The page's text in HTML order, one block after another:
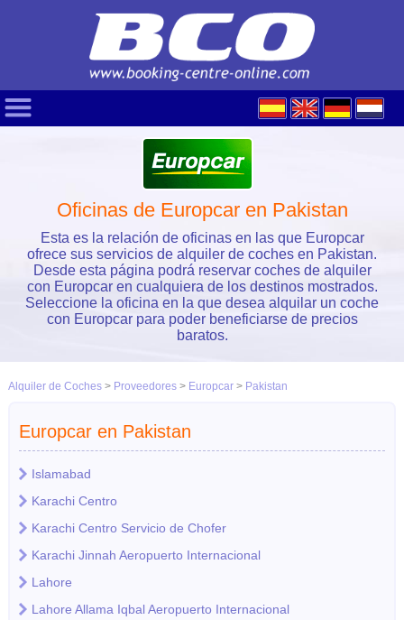
Oficinas de Europcar en Pakistan
Esta es la relación de oficinas en las que Europcar
ofrece sus servicios de alquiler de coches en Pakistan.
Desde esta página podrá reservar coches de alquiler
con Europcar en cualquiera de los destinos mostrados.
Seleccione la oficina en la que desea alquilar un coche
con Europcar para poder beneficiarse de precios
baratos.
Alquiler de Coches> Proveedores> Europcar> Pakistan
Europcar en Pakistan
Islamabad
Karachi Centro
Karachi Centro Servicio de Chofer
Karachi Jinnah Aeropuerto Internacional
Lahore
Lahore Allama Iqbal Aeropuerto Internacional